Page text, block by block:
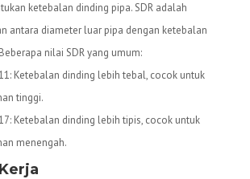
ketebalan dinding pipa. SDR adalah
antara diameter luar pipa dengan ketebalan
nilai SDR yang umum:
Ketebalan dinding lebih tebal, cocok untuk
tinggi.
Ketebalan dinding lebih tipis, cocok untuk
menengah.